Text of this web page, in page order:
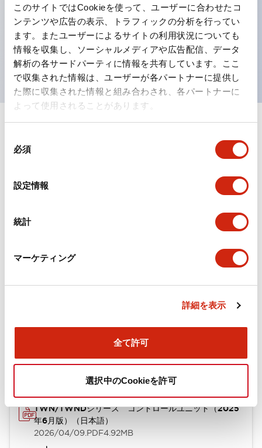
このサイトではCookieを使って、ユーザーに合わせたコ
ンテンツや広告の表示、トラフィックの分析を行ってい
ます。またユーザーによるサイトの利用状況についても
情報を収集し、ソーシャルメディアや広告配信、データ
解析の各サードパーティに情報を共有しています。ここ
で収集された情報は、ユーザーが各パートナーに提供し
た際に収集された情報と組み合わされ、各パートナーに
よって使用されることがあります。
必須
設定情報
統計
マーケティング
詳細を表示
全て許可
選択中のCookieを許可
ひとつで6色の役をこなすLED球（LSRD球）。これま
で色ごとに分かれていたLED球を、1色のLED球で各色
を表現できるようにしました。
UL、CSA、TÜV、CCC認証品。
形状仕様
環境仕様
機械的仕様
カタログ CAD 規格・認証 技術文書
TWN/TWNDシリーズ コントロールユニット（2025
年6月版）（日本語）
2026/04/09.PDF4.92MB